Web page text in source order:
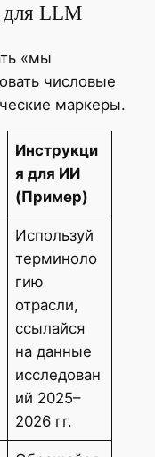
для LLM
«мы
числовые
маркеры.
Инструкци
я для ИИ
(Пример)
Используй
терминоло
гию
отрасли,
ссылайся
на данные
исследован
ий 2025–
2026 гг.